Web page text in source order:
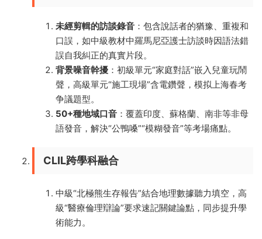
​未經剪輯的訪談錄音​ ​：包含說話者的猶豫、重複和
口誤，如中級教材中羅馬尼亞護士訪談時因語法錯
誤自我糾正的真實片段。
​背景噪音幹擾​ ​：初級單元“家庭對話”嵌入兒童玩鬧
聲，高級單元“施工現場”含電鑽聲，模拟上海春考
争議題型。
​50+種地域口音​ ​：覆蓋印度、蘇格蘭、南非等非母
語發音，解決“公鴨嗓”“模糊發音”等考場痛點。
​CLIL跨學科融合​
中級“北極熊生存報告”結合地理數據聽力填空，高
級“醫療倫理辯論”要求速記關鍵論點，同步提升學
術能力。